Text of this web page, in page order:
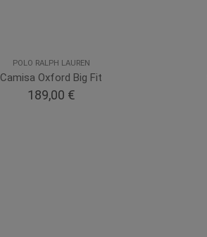
POLO RALPH LAUREN
Camisa Oxford Big Fit
189,00 €